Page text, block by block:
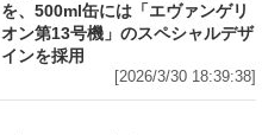
を、500ml缶には「エヴァンゲリ
オン第13号機」のスペシャルデザ
インを採用
[2026/3/30 18:39:38]